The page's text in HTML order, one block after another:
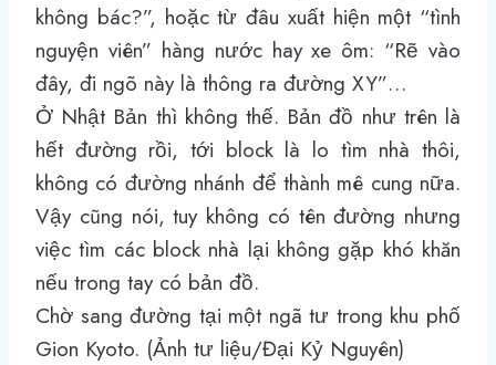
không bác?”, hoặc từ đâu xuất hiện một “tình
nguyện viên” hàng nước hay xe ôm: “Rẽ vào
đây, đi ngõ này là thông ra đường XY”…
Ở Nhật Bản thì không thế. Bản đồ như trên là
hết đường rồi, tới block là lo tìm nhà thôi,
không có đường nhánh để thành mê cung nữa.
Vậy cũng nói, tuy không có tên đường nhưng
việc tìm các block nhà lại không gặp khó khăn
nếu trong tay có bản đồ.
Chờ sang đường tại một ngã tư trong khu phố
Gion Kyoto. (Ảnh tư liệu/Đại Kỷ Nguyên)